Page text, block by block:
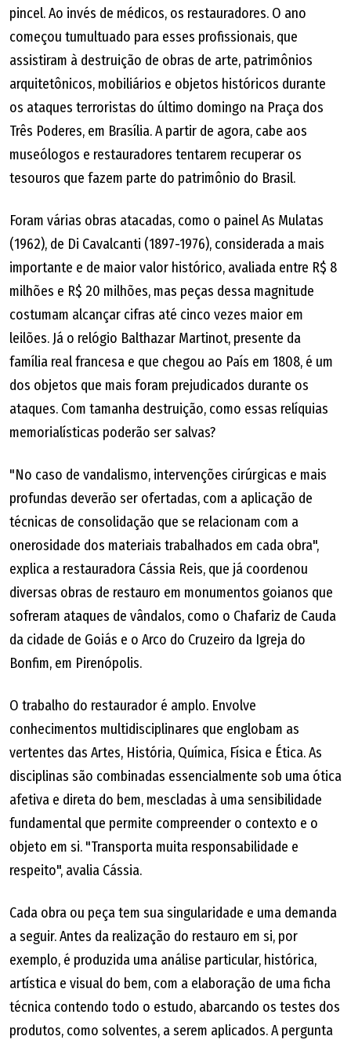
pincel. Ao invés de médicos, os restauradores. O ano
começou tumultuado para esses profissionais, que
assistiram à destruição de obras de arte, patrimônios
arquitetônicos, mobiliários e objetos históricos durante
os ataques terroristas do último domingo na Praça dos
Três Poderes, em Brasília. A partir de agora, cabe aos
museólogos e restauradores tentarem recuperar os
tesouros que fazem parte do patrimônio do Brasil.
Foram várias obras atacadas, como o painel As Mulatas
(1962), de Di Cavalcanti (1897-1976), considerada a mais
importante e de maior valor histórico, avaliada entre R$ 8
milhões e R$ 20 milhões, mas peças dessa magnitude
costumam alcançar cifras até cinco vezes maior em
leilões. Já o relógio Balthazar Martinot, presente da
família real francesa e que chegou ao País em 1808, é um
dos objetos que mais foram prejudicados durante os
ataques. Com tamanha destruição, como essas relíquias
memorialísticas poderão ser salvas?
"No caso de vandalismo, intervenções cirúrgicas e mais
profundas deverão ser ofertadas, com a aplicação de
técnicas de consolidação que se relacionam com a
onerosidade dos materiais trabalhados em cada obra",
explica a restauradora Cássia Reis, que já coordenou
diversas obras de restauro em monumentos goianos que
sofreram ataques de vândalos, como o Chafariz de Cauda
da cidade de Goiás e o Arco do Cruzeiro da Igreja do
Bonfim, em Pirenópolis.
O trabalho do restaurador é amplo. Envolve
conhecimentos multidisciplinares que englobam as
vertentes das Artes, História, Química, Física e Ética. As
disciplinas são combinadas essencialmente sob uma ótica
afetiva e direta do bem, mescladas à uma sensibilidade
fundamental que permite compreender o contexto e o
objeto em si. "Transporta muita responsabilidade e
respeito", avalia Cássia.
Cada obra ou peça tem sua singularidade e uma demanda
a seguir. Antes da realização do restauro em si, por
exemplo, é produzida uma análise particular, histórica,
artística e visual do bem, com a elaboração de uma ficha
técnica contendo todo o estudo, abarcando os testes dos
produtos, como solventes, a serem aplicados. A pergunta